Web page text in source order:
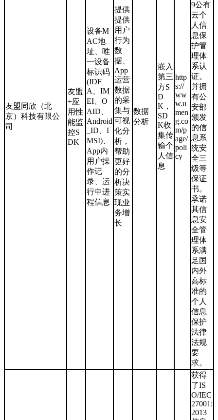
友盟同欣（北
京）科技有限公
司
友盟
+应
用性
能监
控S
DK
设备M
AC地
址、唯
一设备
标识码
(IDF
A、IM
EI、O
AID、
Android
_ID、I
MSI)、
App内
用户操
作记
录、运
行中进
程信息
提供
提供
用户
行为
数
据、
App
运营
数据
的采
集与
可视
化分
析，
帮助
更好
的分
析决
策实
现业
务增
长
数据
分析
嵌入
第三
方S
D
K，
SD
K收
集传
输个
人信
息
http
s://
ww
w.u
men
g.co
m/p
age/
poli
cy
9公有
云个
人信
息保
护管
理体
系认
证。
并拥
有公
安部
颁发
的信
息系
统安
全三
级等
保证
书。
承诺
其信
息安
全管
理体
系满
足国
内外
高标
准的
个人
信息
保护
法律
法规
要
求。
获得
了IS
O/IEC
27001:
2013